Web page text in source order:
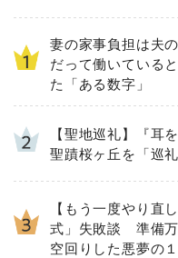
妻の家事負担は夫
だって働いている
た「ある数字」
【聖地巡礼】『耳
聖蹟桜ヶ丘を「巡
【もう一度やり直
式」失敗談 準備
空回りした悪夢の